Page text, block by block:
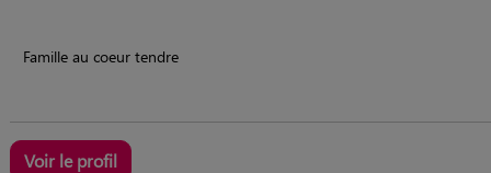
Famille au coeur tendre
Voir le profil